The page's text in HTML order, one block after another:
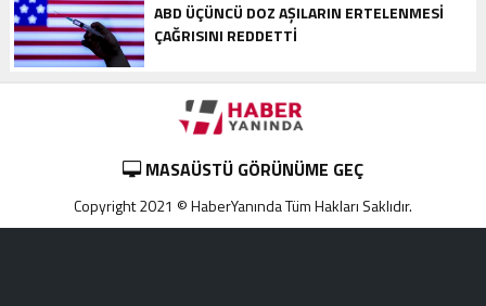
ABD ÜÇÜNCÜ DOZ AŞILARIN ERTELENMESI
ÇAĞRISINI REDDETTI
MASAÜSTÜ GÖRÜNÜME GEÇ
Copyright 2021 © HaberYanında Tüm Hakları Saklıdır.